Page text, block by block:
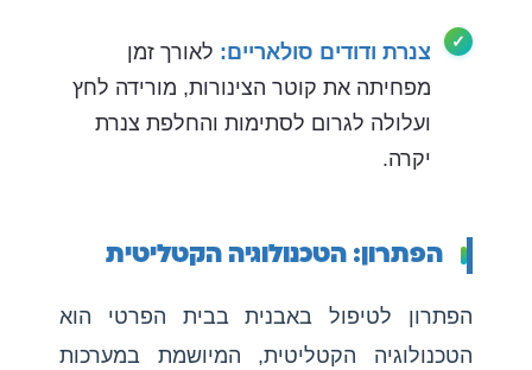
צנרת ודודים סולאריים: לאורך זמן
מפחיתה את קוטר הצינורות, מורידה לחץ
ועלולה לגרום לסתימות והחלפת צנרת
יקרה.
הפתרון: הטכנולוגיה הקטליטית
הפתרון לטיפול באבנית בבית הפרטי הוא
הטכנולוגיה הקטליטית, המיושמת במערכות